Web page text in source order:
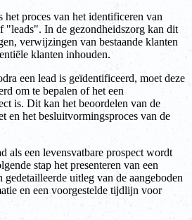
het proces van het identificeren van
"leads". In de gezondheidszorg kan dit
verwijzingen van bestaande klanten
klanten inhouden.
een lead is geïdentificeerd, moet deze
om te bepalen of het een
is. Dit kan het beoordelen van de
en het besluitvormingsproces van de
als een levensvatbare prospect wordt
stap het presenteren van een
uitleg van de aangeboden
en een voorgestelde tijdlijn voor